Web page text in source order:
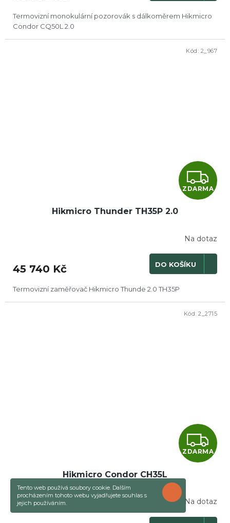
Tento web používá soubory cookie. Dalším
procházením tohoto webu vyjadřujete souhlas s
jejich používáním.
ROZUMÍM
A
Termovizní monokulární pozorovák s dálkoměrem Hikmicro
Condor CQ50L 2.0
Z
D
R
M
ZDARMA
Hikmicro Thunder TH35P 2.0
Na dotaz
45 740 Kč DO KOŠÍKU
Termovizní zaměřovač Hikmicro Thunde 2.0 TH35P
Kód: 2_967
Z
D
R
ZDARMA
Hikmicro Condor CH35L
Na dotaz
Kód: 2_2715